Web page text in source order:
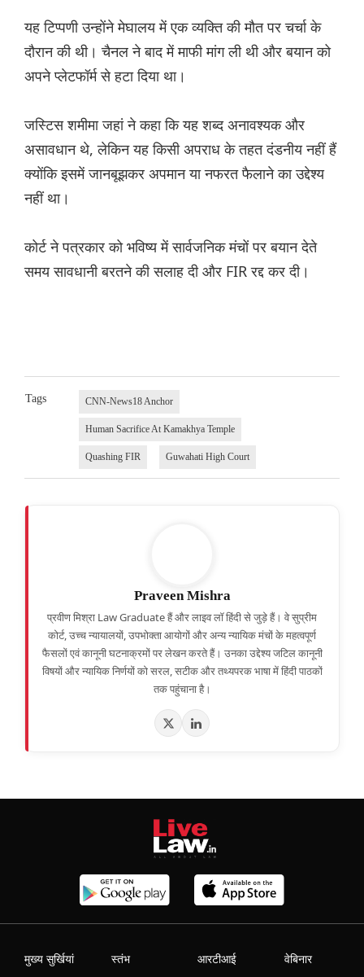
यह टिप्पणी उन्होंने मेघालय में एक व्यक्ति की मौत पर चर्चा के
दौरान की थी। चैनल ने बाद में माफी मांग ली थी और बयान को
अपने प्लेटफॉर्म से हटा दिया था।
जस्टिस शमीमा जहां ने कहा कि यह शब्द अनावश्यक और
असावधान थे, लेकिन यह किसी अपराध के तहत दंडनीय नहीं हैं
क्योंकि इसमें जानबूझकर अपमान या नफरत फैलाने का उद्देश्य
नहीं था।
कोर्ट ने पत्रकार को भविष्य में सार्वजनिक मंचों पर बयान देते
समय सावधानी बरतने की सलाह दी और FIR रद्द कर दी।
Tags CNN-News18 Anchor
Human Sacrifice At Kamakhya Temple
Quashing FIR Guwahati High Court
Praveen Mishra
प्रवीण मिश्रा Law Graduate हैं और लाइव लॉ हिंदी से जुड़े हैं। वे सुप्रीम
कोर्ट, उच्च न्यायालयों, उपभोक्ता आयोगों और अन्य न्यायिक मंचों के महत्वपूर्ण
फैसलों एवं कानूनी घटनाक्रमों पर लेखन करते हैं। उनका उद्देश्य जटिल कानूनी
विषयों और न्यायिक निर्णयों को सरल, सटीक और तथ्यपरक भाषा में हिंदी पाठकों
तक पहुंचाना है।
मुख्य सुर्खियां स्तंभ आरटीआई वेबिनार